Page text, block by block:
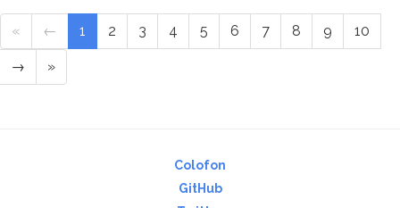
« ← 1 2 3 4 5 6 7 8 9 10
→ »
Colofon
GitHub